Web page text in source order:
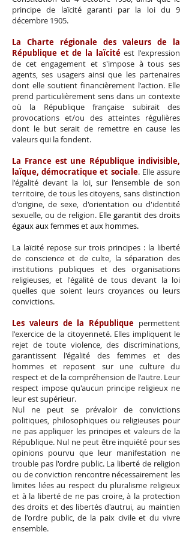
principe de laïcité garanti par la loi du 9
décembre 1905.
La Charte régionale des valeurs de la
République et de la laïcitéest l'expression
de cet engagement et s'impose à tous ses
agents, ses usagers ainsi que les partenaires
dont elle soutient financièrement l'action. Elle
prend particulièrement sens dans un contexte
où la République française subirait des
provocations et/ou des atteintes régulières
dont le but serait de remettre en cause les
valeurs qui la fondent.
La France est une République indivisible,
laïque, démocratique et sociale. Elle assure
l'égalité devant la loi, sur l'ensemble de son
territoire, de tous les citoyens, sans distinction
d'origine, de sexe, d'orientation ou d'identité
sexuelle, ou de religion. Elle garantit des droits
égaux aux femmes et aux hommes.
La laïcité repose sur trois principes : la liberté
de conscience et de culte, la séparation des
institutions publiques et des organisations
religieuses, et l'égalité de tous devant la loi
quelles que soient leurs croyances ou leurs
convictions.
Les valeurs de la République permettent
l'exercice de la citoyenneté. Elles impliquent le
rejet de toute violence, des discriminations,
garantissent l'égalité des femmes et des
hommes et reposent sur une culture du
respect et de la compréhension de l'autre. Leur
respect impose qu'aucun principe religieux ne
leur est supérieur.
Nul ne peut se prévaloir de convictions
politiques, philosophiques ou religieuses pour
ne pas appliquer les principes et valeurs de la
République. Nul ne peut être inquiété pour ses
opinions pourvu que leur manifestation ne
trouble pas l'ordre public. La liberté de religion
ou de conviction rencontre nécessairement les
limites liées au respect du pluralisme religieux
et à la liberté de ne pas croire, à la protection
des droits et des libertés d'autrui, au maintien
de l'ordre public, de la paix civile et du vivre
ensemble.